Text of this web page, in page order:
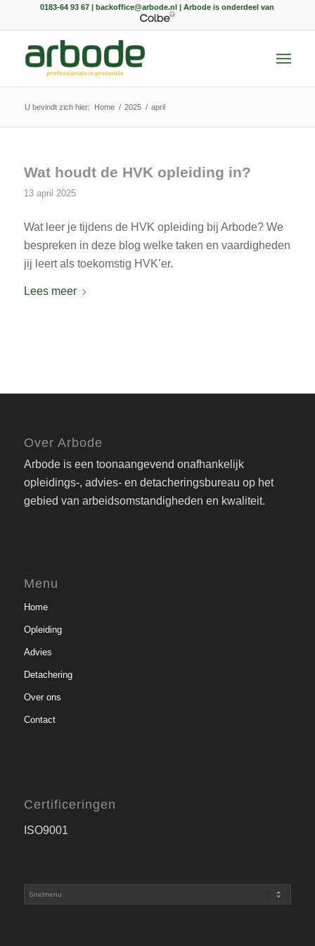
0183-64 93 67 | backoffice@arbode.nl | Arbode is onderdeel van
U bevindt zich hier: Home / 2025 / april
Wat houdt de HVK opleiding in?
13 april 2025
Wat leer je tijdens de HVK opleiding bij Arbode? We
bespreken in deze blog welke taken en vaardigheden
jij leert als toekomstig HVK’er.
Lees meer
Over Arbode
Arbode is een toonaangevend onafhankelijk
opleidings-, advies- en detacheringsbureau op het
gebied van arbeidsomstandigheden en kwaliteit.
Menu
Home
Opleiding
Advies
Detachering
Over ons
Contact
Certificeringen
ISO9001